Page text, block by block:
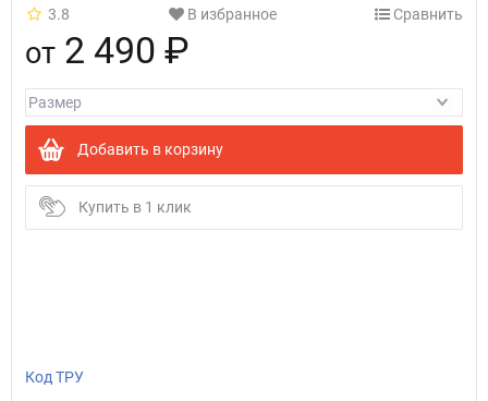
3.8 В избранное Сравнить
от 2 490 ₽
Добавить в корзину
Купить в 1 клик
Код ТРУ